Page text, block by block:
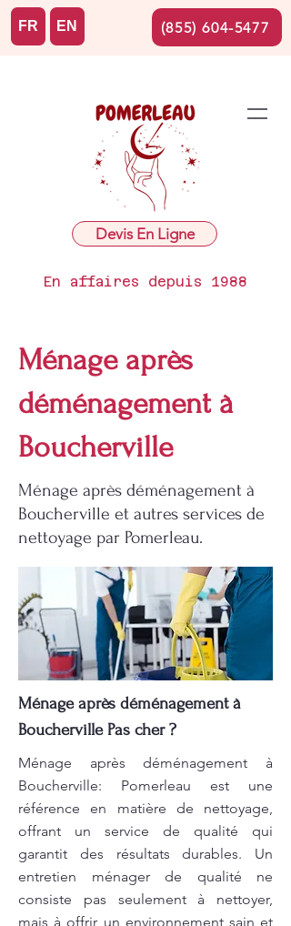
Devis En Ligne
En affaires depuis 1988
FR EN (855) 604-5477
Ménage après
déménagement à
Boucherville
Ménage après déménagement à
Boucherville et autres services de
nettoyage par Pomerleau.
Ménage après déménagement à
Boucherville Pas cher ?
Ménage après déménagement à
Boucherville: Pomerleau est une
référence en matière de nettoyage,
offrant un service de qualité qui
garantit des résultats durables. Un
entretien ménager de qualité ne
consiste pas seulement à nettoyer,
mais à offrir un environnement sain et